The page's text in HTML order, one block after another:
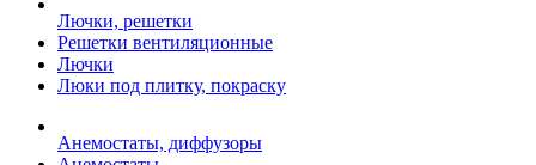
Лючки, решетки
Решетки вентиляционные
Лючки
Люки под плитку, покраску
Анемостаты, диффузоры